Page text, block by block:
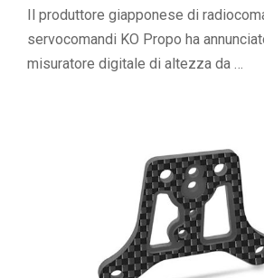
Il produttore giapponese di
servocomandi KO Propo ha
misuratore digitale di altezza da …